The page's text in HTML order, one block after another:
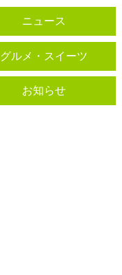
ニュース
グルメ・スイーツ
お知らせ